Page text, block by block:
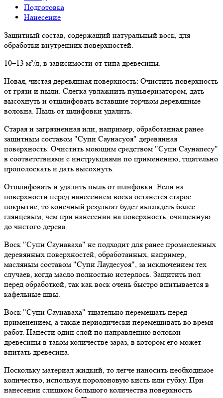
Подготовка
Нанесение
Защитный состав, содержащий натуральный воск, для
обработки внутренних поверхностей.
10–13 м²/л, в зависимости от типа древесины.
Новая, чистая деревянная поверхность: Очистить поверхность
от грязи и пыли. Слегка увлажнить пульверизатором, дать
высохнуть и отшлифовать вставшие торчком деревянные
волокна. Пыль от шлифовки удалить.
Старая и загрязненная или, например, обработанная ранее
защитным составом "Супи Саунасуоя" деревянная
поверхность: Очистить моющим средством "Супи Саунапесу"
в соответствиями с инструкциями по применению, тщательно
прополоскать и дать высохнуть.
Отшлифовать и удалить пыль от шлифовки. Если на
поверхности перед нанесением воска останется старое
покрытие, то конечный результат будет выглядеть более
глянцевым, чем при нанесении на поверхность, очищенную
до чистого дерева.
Воск "Супи Саунаваха" не подходит для ранее промасленных
деревянных поверхностей, обработанных, например,
масляным составом "Супи Лаудесуоя", за исключением тех
случаев, когда масло полностью истерлось. Защитить пол
перед обработкой, так как воск очень быстро впитывается в
кафельные швы.
Воск "Супи Саунаваха" тщательно перемешать перед
применением, а также периодически перемешивать во время
работ. Нанести один слой по направлению волокон
древесины в таком количестве зараз, в котором его может
впитать древесина.
Поскольку материал жидкий, то легче наносить необходимое
количество, используя поролоновую кисть или губку. При
нанесении слишком большого количества поверхность